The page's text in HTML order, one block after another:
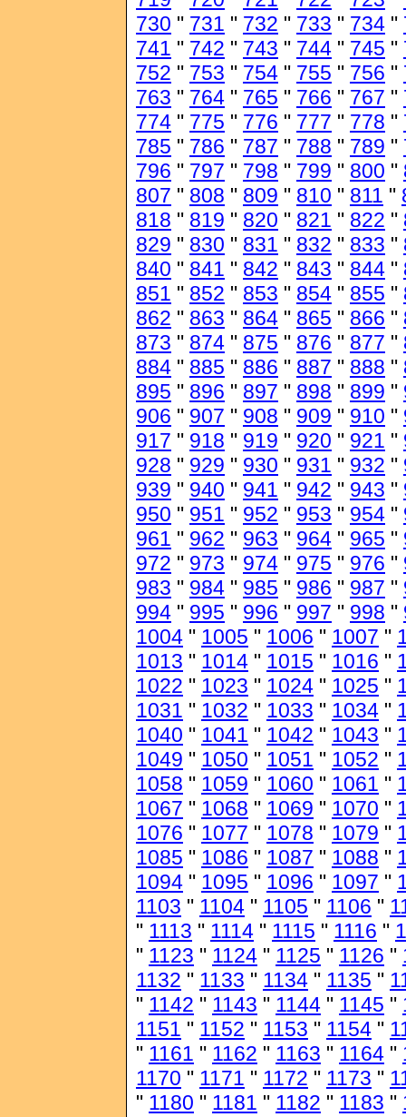
730 " 731 " 732 " 733 " 734 "
741 " 742 " 743 " 744 " 745 "
752 " 753 " 754 " 755 " 756 "
763 " 764 " 765 " 766 " 767 "
774 " 775 " 776 " 777 " 778 "
785 " 786 " 787 " 788 " 789 "
796 " 797 " 798 " 799 " 800 "
807 " 808 " 809 " 810 " 811 "
818 " 819 " 820 " 821 " 822 "
829 " 830 " 831 " 832 " 833 "
840 " 841 " 842 " 843 " 844 "
851 " 852 " 853 " 854 " 855 "
862 " 863 " 864 " 865 " 866 "
873 " 874 " 875 " 876 " 877 "
884 " 885 " 886 " 887 " 888 "
895 " 896 " 897 " 898 " 899 "
906 " 907 " 908 " 909 " 910 "
917 " 918 " 919 " 920 " 921 "
928 " 929 " 930 " 931 " 932 "
939 " 940 " 941 " 942 " 943 "
950 " 951 " 952 " 953 " 954 "
961 " 962 " 963 " 964 " 965 "
972 " 973 " 974 " 975 " 976 "
983 " 984 " 985 " 986 " 987 "
994 " 995 " 996 " 997 " 998 "
1004 " 1005 " 1006 " 1007 "
1013 " 1014 " 1015 " 1016 "
1022 " 1023 " 1024 " 1025 "
1031 " 1032 " 1033 " 1034 "
1040 " 1041 " 1042 " 1043 "
1049 " 1050 " 1051 " 1052 "
1058 " 1059 " 1060 " 1061 "
1067 " 1068 " 1069 " 1070 "
1076 " 1077 " 1078 " 1079 "
1085 " 1086 " 1087 " 1088 "
1094 " 1095 " 1096 " 1097 "
1103 " 1104 " 1105 " 1106 "
" 1113 " 1114 " 1115 " 1116 "
" 1123 " 1124 " 1125 " 1126 "
1132 " 1133 " 1134 " 1135 "
" 1142 " 1143 " 1144 " 1145 "
1151 " 1152 " 1153 " 1154 "
" 1161 " 1162 " 1163 " 1164 "
1170 " 1171 " 1172 " 1173 "
" 1180 " 1181 " 1182 " 1183 "